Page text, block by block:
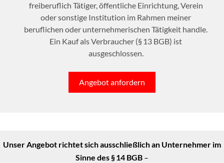
freiberuflich Tätiger, öffentliche Einrichtung, Verein
oder sonstige Institution im Rahmen meiner
beruflichen oder unternehmerischen Tätigkeit handle.
Ein Kauf als Verbraucher (§ 13 BGB) ist
ausgeschlossen.
Angebot anfordern
Unser Angebot richtet sich ausschließlich an Unternehmer im
Sinne des § 14 BGB –